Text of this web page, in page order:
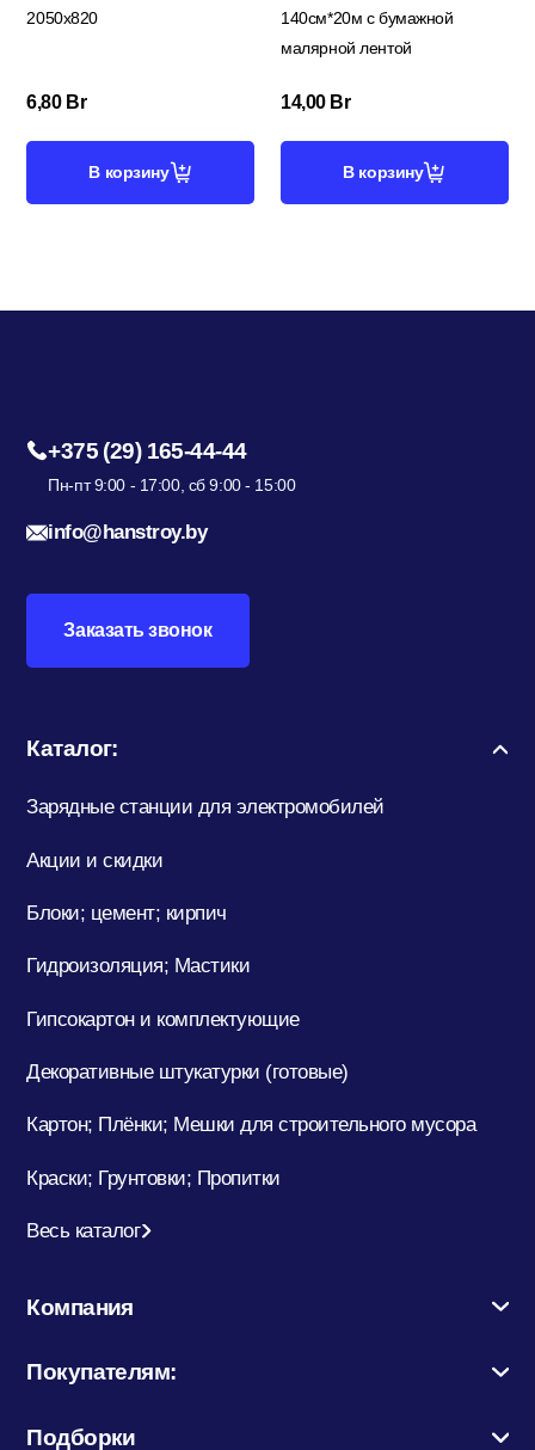
2050х820
6,80 Br
В корзину
140см*20м с бумажной
малярной лентой
14,00 Br
В корзину
+375 (29) 165-44-44
Пн-пт 9:00 - 17:00, сб 9:00 - 15:00
info@hanstroy.by
Заказать звонок
Каталог:
Зарядные станции для электромобилей
Акции и скидки
Блоки; цемент; кирпич
Гидроизоляция; Мастики
Гипсокартон и комплектующие
Декоративные штукатурки (готовые)
Картон; Плёнки; Мешки для строительного мусора
Краски; Грунтовки; Пропитки
Весь каталог
Компания
Покупателям:
Подборки